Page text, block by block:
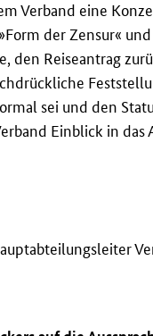
Verband eine
der Zensur«
den Reiseantrag
sei und den
Einblick in